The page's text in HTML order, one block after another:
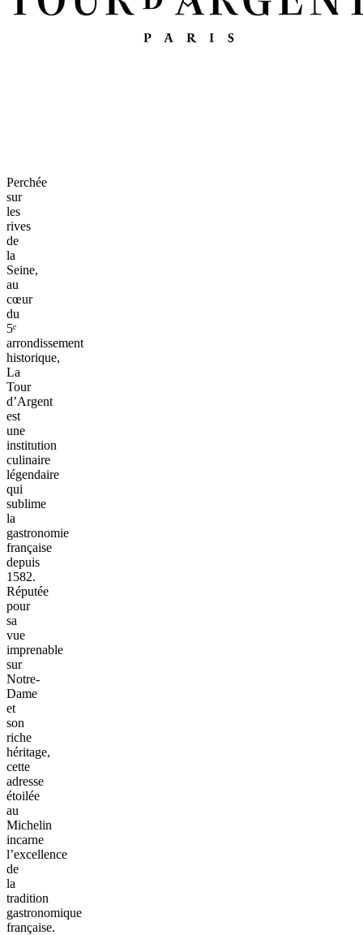
Perchée
sur
les
rives
de
la
Seine,
au
cœur
du
5ᵉ
arrondissement
historique,
La
Tour
d’Argent
est
une
institution
culinaire
légendaire
qui
sublime
la
gastronomie
française
depuis
1582.
Réputée
pour
sa
vue
imprenable
sur
Notre-
Dame
et
son
riche
héritage,
cette
adresse
étoilée
au
Michelin
incarne
l’excellence
de
la
tradition
gastronomique
française.